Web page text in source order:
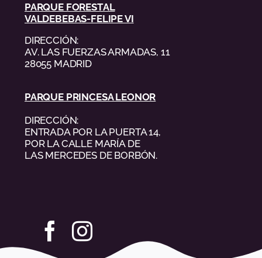
PARQUE FORESTAL
VALDEBEBAS-FELIPE VI
DIRECCIÓN:
AV. LAS FUERZAS ARMADAS, 11
28055 MADRID
PARQUE PRINCESA LEONOR
DIRECCIÓN:
ENTRADA POR LA PUERTA 14,
POR LA CALLE MARÍA DE
LAS MERCEDES DE BORBÓN.